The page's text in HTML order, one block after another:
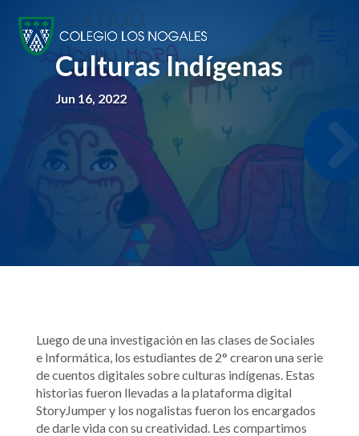
Culturas Indígenas
Jun 16, 2022
Luego de una investigación en las clases de Sociales
e Informática, los estudiantes de 2° crearon una serie
de cuentos digitales sobre culturas indígenas. Estas
historias fueron llevadas a la plataforma digital
StoryJumper y los nogalistas fueron los encargados
de darle vida con su creatividad. Les compartimos